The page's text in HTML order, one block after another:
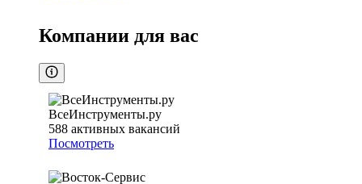
Компании для вас
ВсеИнструменты.ру
588 активных вакансий
Посмотреть